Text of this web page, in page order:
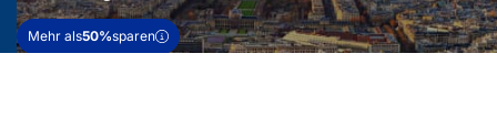
Mehr als50%sparen